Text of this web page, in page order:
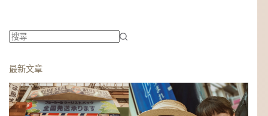
不
符
合
最新文章